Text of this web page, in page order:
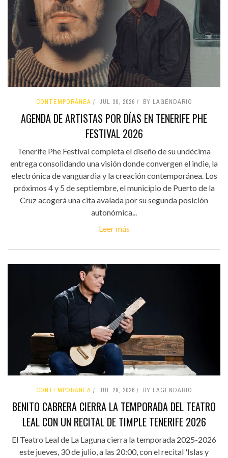
CONTEMPORÁNEA JUL 30, 2026 BY LAGENDARIO
AGENDA DE ARTISTAS POR DÍAS EN TENERIFE PHE
FESTIVAL 2026
Tenerife Phe Festival completa el diseño de su undécima
entrega consolidando una visión donde convergen el indie, la
electrónica de vanguardia y la creación contemporánea. Los
próximos 4 y 5 de septiembre, el municipio de Puerto de la
Cruz acogerá una cita avalada por su segunda posición
autonómica...
Leer más
CONTEMPORÁNEA JUL 29, 2026 BY LAGENDARIO
BENITO CABRERA CIERRA LA TEMPORADA DEL TEATRO
LEAL CON UN RECITAL DE TIMPLE TENERIFE 2026
El Teatro Leal de La Laguna cierra la temporada 2025-2026
este jueves, 30 de julio, a las 20:00, con el recital 'Islas y